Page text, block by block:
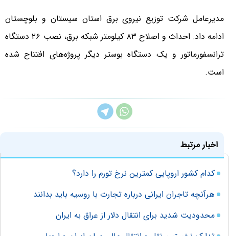
مدیرعامل شرکت توزیع نیروی برق استان سیستان و بلوچستان
ادامه داد: احداث و اصلاح ۸۳ کیلومتر شبکه برق، نصب ۲۶ دستگاه
ترانسفورماتور و یک دستگاه بوستر دیگر پروژه‌های افتتاح شده
است.
اخبار مرتبط
کدام کشور اروپایی کمترین نرخ تورم را دارد؟
هرآنچه تاجران ایرانی درباره تجارت با روسیه باید بدانند
محدودیت شدید برای انتقال دلار از عراق به ایران